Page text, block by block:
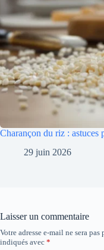
Charançon du riz : astuces
29 juin 2026
Laisser un commentaire
Votre adresse e-mail ne sera pas
indiqués avec *